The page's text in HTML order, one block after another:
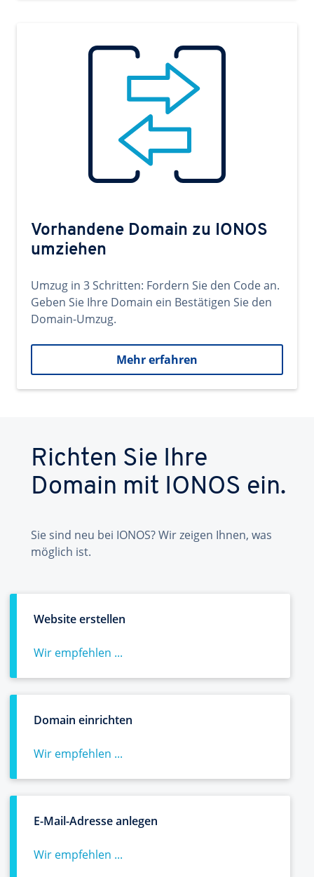
Vorhandene Domain zu IONOS
umziehen
Umzug in 3 Schritten: Fordern Sie den Code an.
Geben Sie Ihre Domain ein Bestätigen Sie den
Domain-Umzug.
Mehr erfahren
Richten Sie Ihre
Domain mit IONOS ein.
Sie sind neu bei IONOS? Wir zeigen Ihnen, was
möglich ist.
Website erstellen
Wir empfehlen ...
Domain einrichten
Wir empfehlen ...
E-Mail-Adresse anlegen
Wir empfehlen ...